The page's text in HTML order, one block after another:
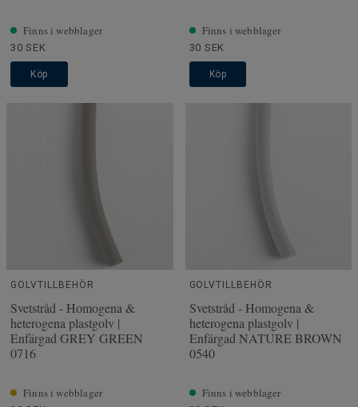
Finns i webblager
30 SEK
Köp
Finns i webblager
30 SEK
Köp
GOLVTILLBEHÖR
Svetstråd - Homogena &
heterogena plastgolv |
Enfärgad GREY GREEN
0716
Finns i webblager
GOLVTILLBEHÖR
Svetstråd - Homogena &
heterogena plastgolv |
Enfärgad NATURE BROWN
0540
Finns i webblager